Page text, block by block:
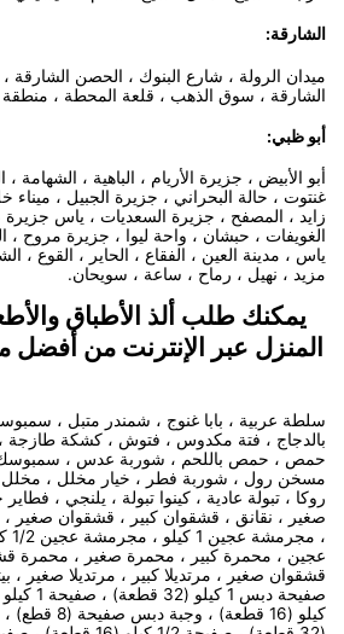
الشارقة:
ميدان الرولة ، شارع البنوك ، الحصن الشارقة
الشارقة ، سوق الذهب ، قلعة المحطة ، منطقة
أبو ظبي:
أبو الأبيض ، جزيرة الأريام ، الباهية ، الشهامة
غنتوت ، حالة البحراني ، جزيرة الجبيل ، ميناء
زايد ، المصفح ، جزيرة السعديات ، ياس جزيرة ،
الغويفات ، حبشان ، واحة ليوا ، جزيرة مروح ،
ياس ، مدينة العين ، الفقاع ، الحاير ، القوع ،
مزيد ، نهيل ، رماح ، ساعة ، سويحان.
يمكنك طلب ألذ الأطباق
المنزل عبر الإنترنت من أفضل
بالدجاج ، فتة مكدوس ، فتوش ، كشكة طازجة
مسخن رول ، شوربة فطر ، خيار مخلل ، مخلل
روكا ، تبولة عادية ، كينوا تبولة ، يلنجي ،
صغير ، نقانق ، قشقوان كبير ، قشقوان صغير
،
عجين ، محمرة كبير ، محمرة صغير ، محمرة
قشقوان صغير ، مرتديلا كبير ، مرتديلا صغير ،